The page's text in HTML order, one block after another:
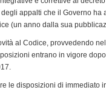
appalti che il Governo ha
(un anno dalla sua
al Codice, provvedendo
entrano in vigore
le disposizioni di immediato